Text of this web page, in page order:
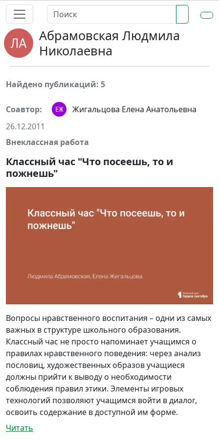
Абрамовская Людмила
Николаевна
Найдено публикаций: 5
Соавтор:
Жигальцова Елена Анатольевна
26.12.2011
Внеклассная работа
Классный час "Что посеешь, то и
пожнешь"
Вопросы нравственного воспитания – одни из самых
важных в структуре школьного образования.
Классный час не просто напоминает учащимся о
правилах нравственного поведения: через анализ
пословиц, художественных образов учащиеся
должны прийти к выводу о необходимости
соблюдения правил этики. Элементы игровых
технологий позволяют учащимся войти в диалог,
освоить содержание в доступной им форме.
Читать